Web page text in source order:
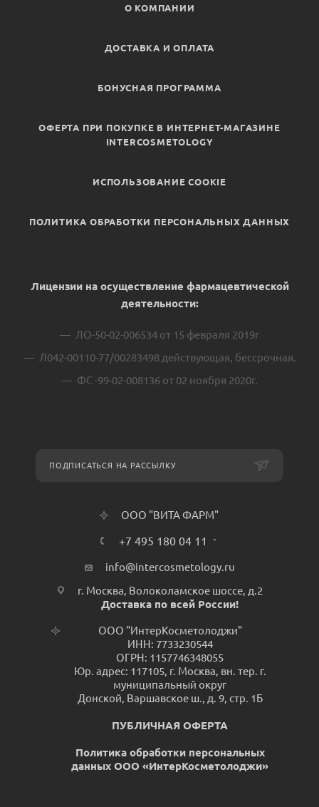
О КОМПАНИИ
ДОСТАВКА И ОПЛАТА
БОНУСНАЯ ПРОГРАММА
ОФЕРТА ПРИ ПОКУПКЕ В ИНТЕРНЕТ-МАГАЗИНЕ
INTERCOSMETOLOGY
ИСПОЛЬЗОВАНИЕ COOKIE
ПОЛИТИКА ОБРАБОТКИ ПЕРСОНАЛЬНЫХ ДАННЫХ
Лицензии на осуществление фармацевтической
деятельности:
ЛО-50-02-006534 от 15 февраля 2019г
Л042-00110-77/00283498 действующая, бессрочная.
ФС -99-02-008136 от 02 ноября 2020г.
ПОДПИСАТЬСЯ НА РАССЫЛКУ
ООО "ВИТА ФАРМ"
+7 495 180 04 11
info@intercosmetology.ru
г. Москва, Волоколамское шоссе, д.2
Доставка по всей России!
ООО "ИнтерКосметолоджи"
ИНН: 7733230544
ОГРН: 1157746348055
Юр. адрес: 117105, г. Москва, вн. тер. г.
муниципальный округ
Донской, Варшавское ш., д. 9, стр. 1Б
ПУБЛИЧНАЯ ОФЕРТА
Политика обработки персональных
данных ООО «ИнтерКосметолоджи»